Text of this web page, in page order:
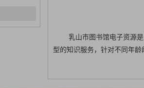
乳山市图书馆电子资源
型的知识服务，针对不同年